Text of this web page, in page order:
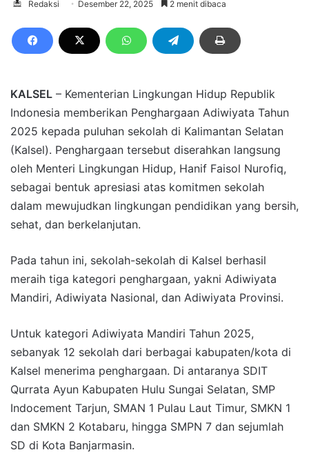
Redaksi Desember 22, 2025 2 menit dibaca
KALSEL – Kementerian Lingkungan Hidup Republik
Indonesia memberikan Penghargaan Adiwiyata Tahun
2025 kepada puluhan sekolah di Kalimantan Selatan
(Kalsel). Penghargaan tersebut diserahkan langsung
oleh Menteri Lingkungan Hidup, Hanif Faisol Nurofiq,
sebagai bentuk apresiasi atas komitmen sekolah
dalam mewujudkan lingkungan pendidikan yang bersih,
sehat, dan berkelanjutan.
Pada tahun ini, sekolah-sekolah di Kalsel berhasil
meraih tiga kategori penghargaan, yakni Adiwiyata
Mandiri, Adiwiyata Nasional, dan Adiwiyata Provinsi.
Untuk kategori Adiwiyata Mandiri Tahun 2025,
sebanyak 12 sekolah dari berbagai kabupaten/kota di
Kalsel menerima penghargaan. Di antaranya SDIT
Qurrata Ayun Kabupaten Hulu Sungai Selatan, SMP
Indocement Tarjun, SMAN 1 Pulau Laut Timur, SMKN 1
dan SMKN 2 Kotabaru, hingga SMPN 7 dan sejumlah
SD di Kota Banjarmasin.